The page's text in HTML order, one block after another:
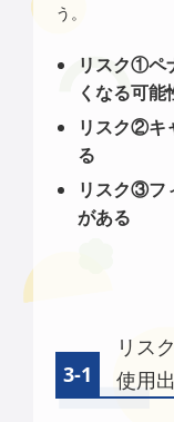
う。
リスク①ペ
くなる可能
リスク②キ
る
リスク③フ
がある
リス
使用